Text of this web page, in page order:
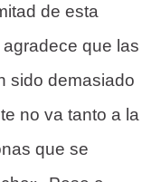
de esta
que las
sido demasiado
no va tanto a la
que se